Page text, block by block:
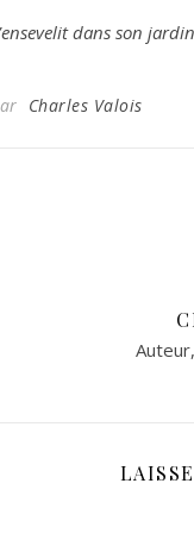
dans son
Charles Valois